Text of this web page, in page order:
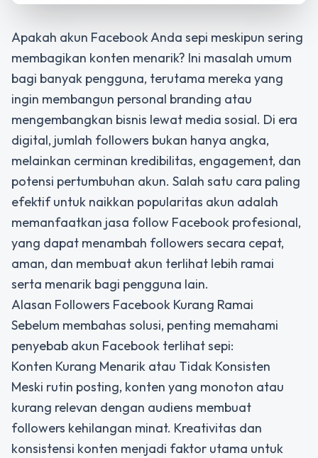
Apakah akun Facebook Anda sepi meskipun sering
membagikan konten menarik? Ini masalah umum
bagi banyak pengguna, terutama mereka yang
ingin membangun personal branding atau
mengembangkan bisnis lewat media sosial. Di era
digital, jumlah followers bukan hanya angka,
melainkan cerminan kredibilitas, engagement, dan
potensi pertumbuhan akun. Salah satu cara paling
efektif untuk naikkan popularitas akun adalah
memanfaatkan jasa follow Facebook profesional,
yang dapat menambah followers secara cepat,
aman, dan membuat akun terlihat lebih ramai
serta menarik bagi pengguna lain.
Alasan Followers Facebook Kurang Ramai
Sebelum membahas solusi, penting memahami
penyebab akun Facebook terlihat sepi:
Konten Kurang Menarik atau Tidak Konsisten
Meski rutin posting, konten yang monoton atau
kurang relevan dengan audiens membuat
followers kehilangan minat. Kreativitas dan
konsistensi konten menjadi faktor utama untuk